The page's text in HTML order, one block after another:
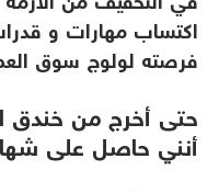
اكتساب مهارات و
فرصته لولوج سوق
حتى أخرج من خندق
أنني حاصل على